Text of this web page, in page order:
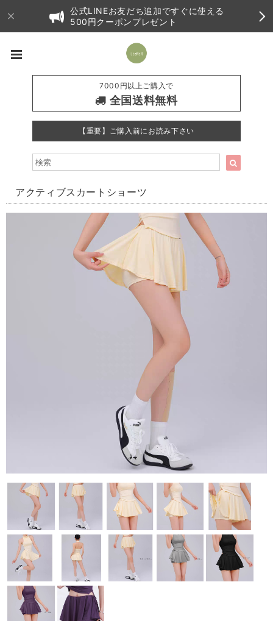
公式LINEお友だち追加ですぐに使える
500円クーポンプレゼント
7000円以上ご購入で
全国送料無料
【重要】ご購入前にお読み下さい
アクティブスカートショーツ